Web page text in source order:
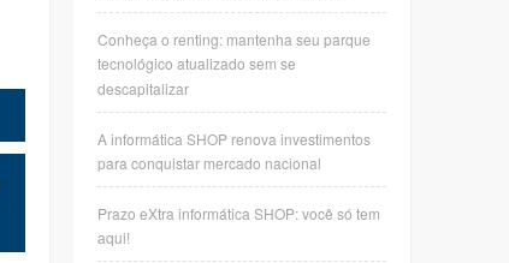
Conheça o renting: mantenha seu parque
tecnológico atualizado sem se
descapitalizar
A informática SHOP renova investimentos
para conquistar mercado nacional
Prazo eXtra informática SHOP: você só tem
aqui!